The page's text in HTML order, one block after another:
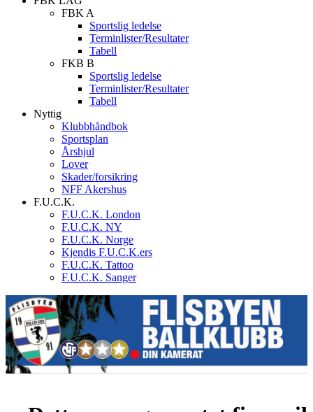
FBK A
Sportslig ledelse
Terminlister/Resultater
Tabell
FKB B
Sportslig ledelse
Terminlister/Resultater
Tabell
Nyttig
Klubbhåndbok
Sportsplan
Årshjul
Lover
Skader/forsikring
NFF Akershus
F.U.C.K.
F.U.C.K. London
F.U.C.K. NY
F.U.C.K. Norge
Kjendis F.U.C.K.ers
F.U.C.K. Tattoo
F.U.C.K. Sanger